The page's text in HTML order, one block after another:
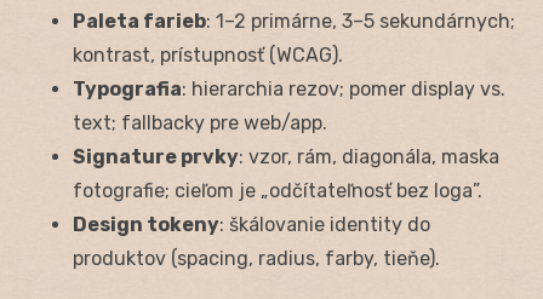
Paleta farieb: 1–2 primárne, 3–5 sekundárnych;
kontrast, prístupnosť (WCAG).
Typografia: hierarchia rezov; pomer display vs.
text; fallbacky pre web/app.
Signature prvky: vzor, rám, diagonála, maska
fotografie; cieľom je „odčítateľnosť bez loga”.
Design tokeny: škálovanie identity do
produktov (spacing, radius, farby, tieňe).